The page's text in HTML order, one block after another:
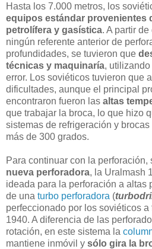
Hasta los 7.000 metros, los
equipos estándar provenientes
petrolífera y gasística. A partir
ningún referente anterior de
profundidades, se tuvieron que
técnicas y maquinaría,
error. Los soviéticos tuvieron que
dificultades, aunque el principal
encontraron fueron las altas
que trabajar la broca, lo que hizo
sistemas de refrigeración y
más de 300 grados.
Para continuar con la perforación,
nueva perforadora, la Uralmash
ideada para la perforación a altas
de una turbo perforadora (
perfeccionado por los soviéticos
1940. A diferencia de las
rotación, en este sistema la
mantiene inmóvil y sólo gira la